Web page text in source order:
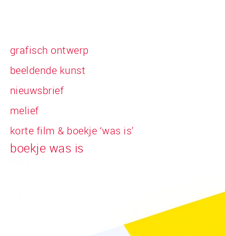
grafisch ontwerp
beeldende kunst
nieuwsbrief
melief
korte film & boekje ‘was is’
boekje was is